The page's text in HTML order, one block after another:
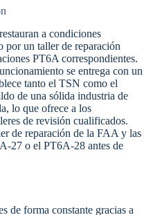
a condiciones
por un taller de reparación
PT6A correspondientes.
se entrega con un
tanto el TSN como el
de una sólida industria de
lo que ofrece a los
de revisión cualificados.
de reparación de la FAA y las
27 o el PT6A-28 antes de
de forma constante gracias a